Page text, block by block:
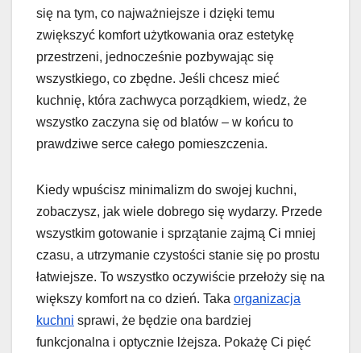
się na tym, co najważniejsze i dzięki temu
zwiększyć komfort użytkowania oraz estetykę
przestrzeni, jednocześnie pozbywając się
wszystkiego, co zbędne. Jeśli chcesz mieć
kuchnię, która zachwyca porządkiem, wiedz, że
wszystko zaczyna się od blatów – w końcu to
prawdziwe serce całego pomieszczenia.
Kiedy wpuścisz minimalizm do swojej kuchni,
zobaczysz, jak wiele dobrego się wydarzy. Przede
wszystkim gotowanie i sprzątanie zajmą Ci mniej
czasu, a utrzymanie czystości stanie się po prostu
łatwiejsze. To wszystko oczywiście przełoży się na
większy komfort na co dzień. Taka organizacja
kuchni sprawi, że będzie ona bardziej
funkcjonalna i optycznie lżejsza. Pokażę Ci pięć